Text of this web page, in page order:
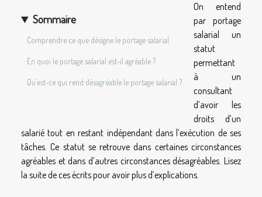
Sommaire
Comprendre ce que désigne le portage salarial
En quoi le portage salarial est-il agréable ?
Qu’est-ce qui rend désagréable le portage salarial ?
On entend
par portage
salarial un
statut
permettant
à un
consultant
d’avoir les
droits d’un
salarié tout en restant indépendant dans l’exécution de ses
tâches. Ce statut se retrouve dans certaines circonstances
agréables et dans d’autres circonstances désagréables. Lisez
la suite de ces écrits pour avoir plus d’explications.